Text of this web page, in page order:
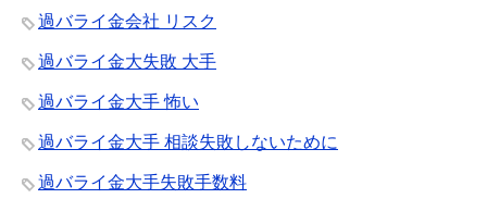
過バライ金会社 リスク
過バライ金大失敗 大手
過バライ金大手 怖い
過バライ金大手 相談失敗しないために
過バライ金大手失敗手数料